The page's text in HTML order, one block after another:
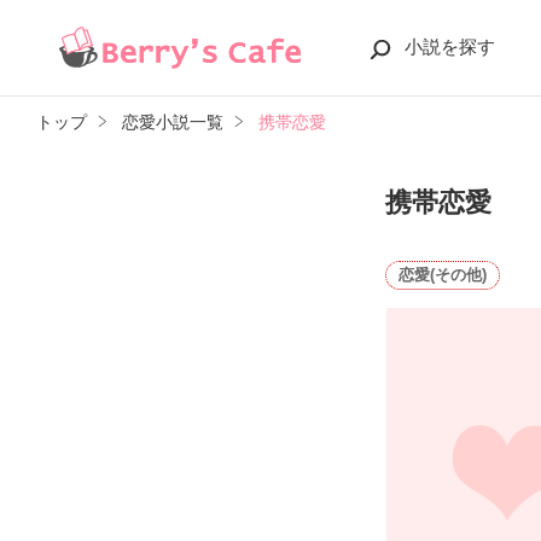
小説を探す
トップ 恋愛小説一覧 携帯恋愛
携帯恋愛
恋愛(その他)